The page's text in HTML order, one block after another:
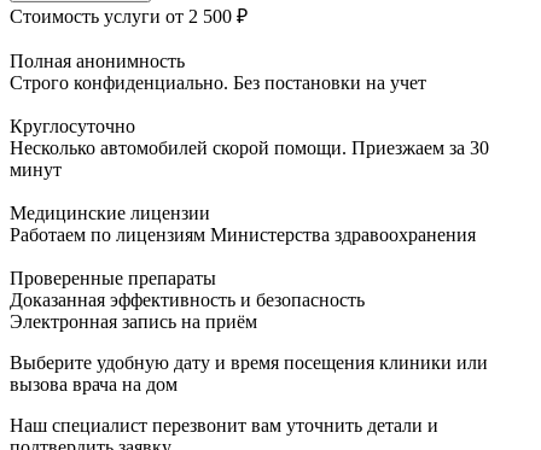
Стоимость услуги от 2 500 ₽
Полная анонимность
Строго конфиденциально. Без постановки на учет
Круглосуточно
Несколько автомобилей скорой помощи. Приезжаем за 30
минут
Медицинские лицензии
Работаем по лицензиям Министерства здравоохранения
Проверенные препараты
Доказанная эффективность и безопасность
Электронная запись на приём
Выберите удобную дату и время посещения клиники или
вызова врача на дом
Наш специалист перезвонит вам уточнить детали и